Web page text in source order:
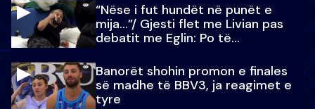
“Nëse i fut hundët në punët e
mija…”/ Gjesti flet me Livian pas
debatit me Eglin: Po të
Banorët shohin promon e finales
së madhe të BBV3, ja reagimet e
tyre